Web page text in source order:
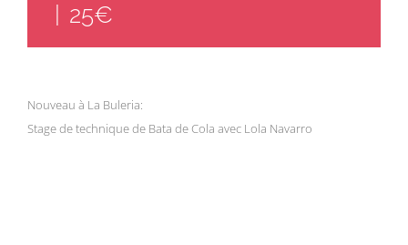
25€
Nouveau à La Buleria:
Stage de technique de Bata de Cola avec Lola Navarro